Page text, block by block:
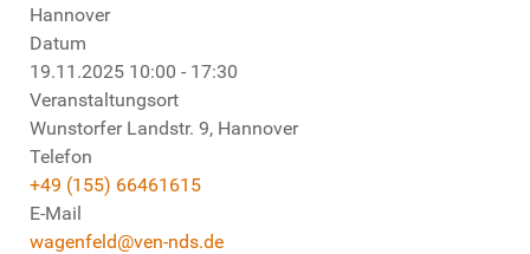
Hannover
Datum
19.11.2025 10:00 - 17:30
Veranstaltungsort
Wunstorfer Landstr. 9, Hannover
Telefon
+49 (155) 66461615
E-Mail
wagenfeld@ven-nds.de